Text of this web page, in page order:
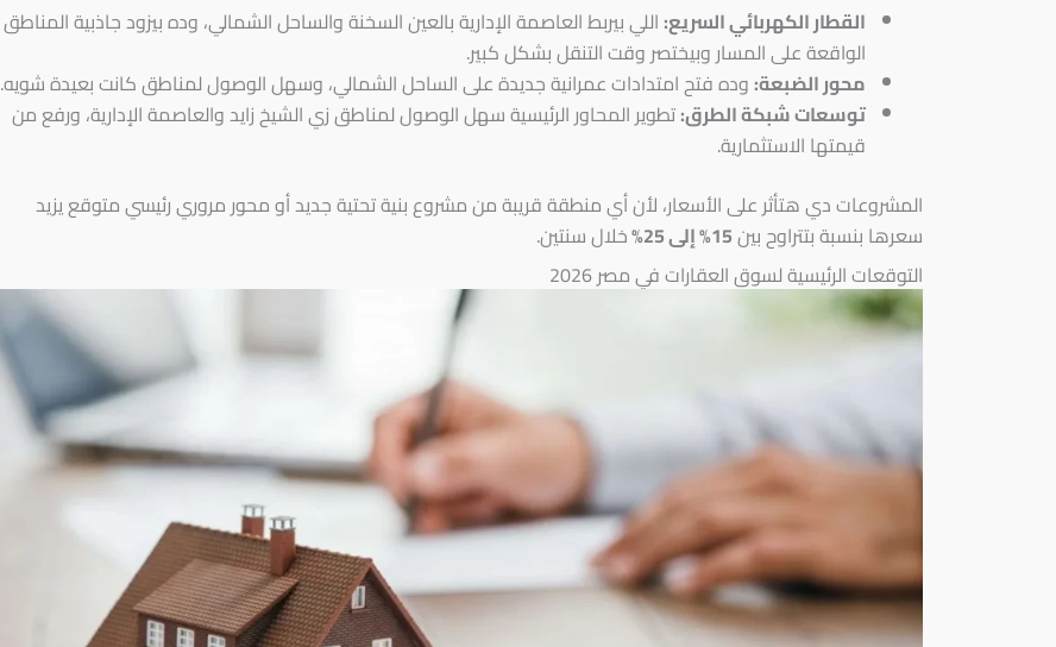
القطار الكهربائي السريع: اللي بيربط العاصمة الإدارية بالعين السخنة والساحل الشمالي، وده بيزود جاذبية المناطق
الواقعة على المسار وبيختصر وقت التنقل بشكل كبير.
محور الضبعة: وده فتح امتدادات عمرانية جديدة على الساحل الشمالي، وسهل الوصول لمناطق كانت بعيدة شويه.
توسعات شبكة الطرق:تطوير المحاور الرئيسية سهل الوصول لمناطق زي الشيخ زايد والعاصمة الإدارية، ورفع من
قيمتها الاستثمارية.
المشروعات دي هتأثر على الأسعار، لأن أي منطقة قريبة من مشروع بنية تحتية جديد أو محور مروري رئيسي متوقع يزيد
سعرها بنسبة بتتراوح بين15% إلى 25%
خلال سنتين.
التوقعات الرئيسية لسوق العقارات في مصر 2026